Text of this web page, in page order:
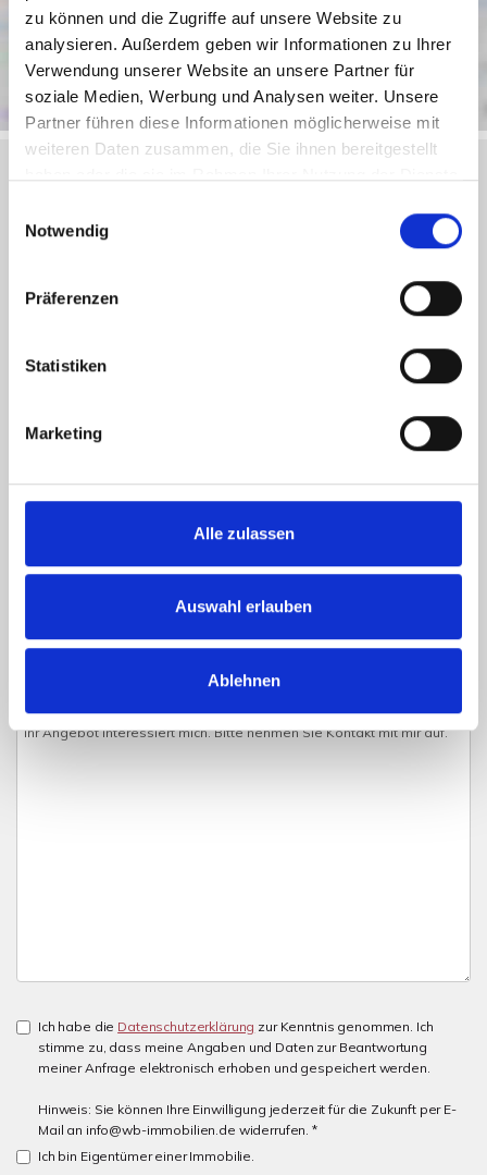
zu können und die Zugriffe auf unsere Website zu
analysieren. Außerdem geben wir Informationen zu Ihrer
Verwendung unserer Website an unsere Partner für
soziale Medien, Werbung und Analysen weiter. Unsere
Partner führen diese Informationen möglicherweise mit
weiteren Daten zusammen, die Sie ihnen bereitgestellt
Notwendig
Präferenzen
Statistiken
Marketing
Alle zulassen
Auswahl erlauben
Ablehnen
Objektanfrage
Sie haben noch Fragen zu dem Angebot oder wollen
einen Besichtigungstermin vereinbaren, dann füllen Sie
einfach das untenstehende Formular vollständig aus und
wir setzen uns schnellstmöglich mit Ihnen in Verbindung.
Ich habe die Datenschutzerklärung zur Kenntnis genommen. Ich
stimme zu, dass meine Angaben und Daten zur Beantwortung
meiner Anfrage elektronisch erhoben und gespeichert werden.
Hinweis: Sie können Ihre Einwilligung jederzeit für die Zukunft per E-
Mail an info@wb-immobilien.de widerrufen. *
Ich bin Eigentümer einer Immobilie.